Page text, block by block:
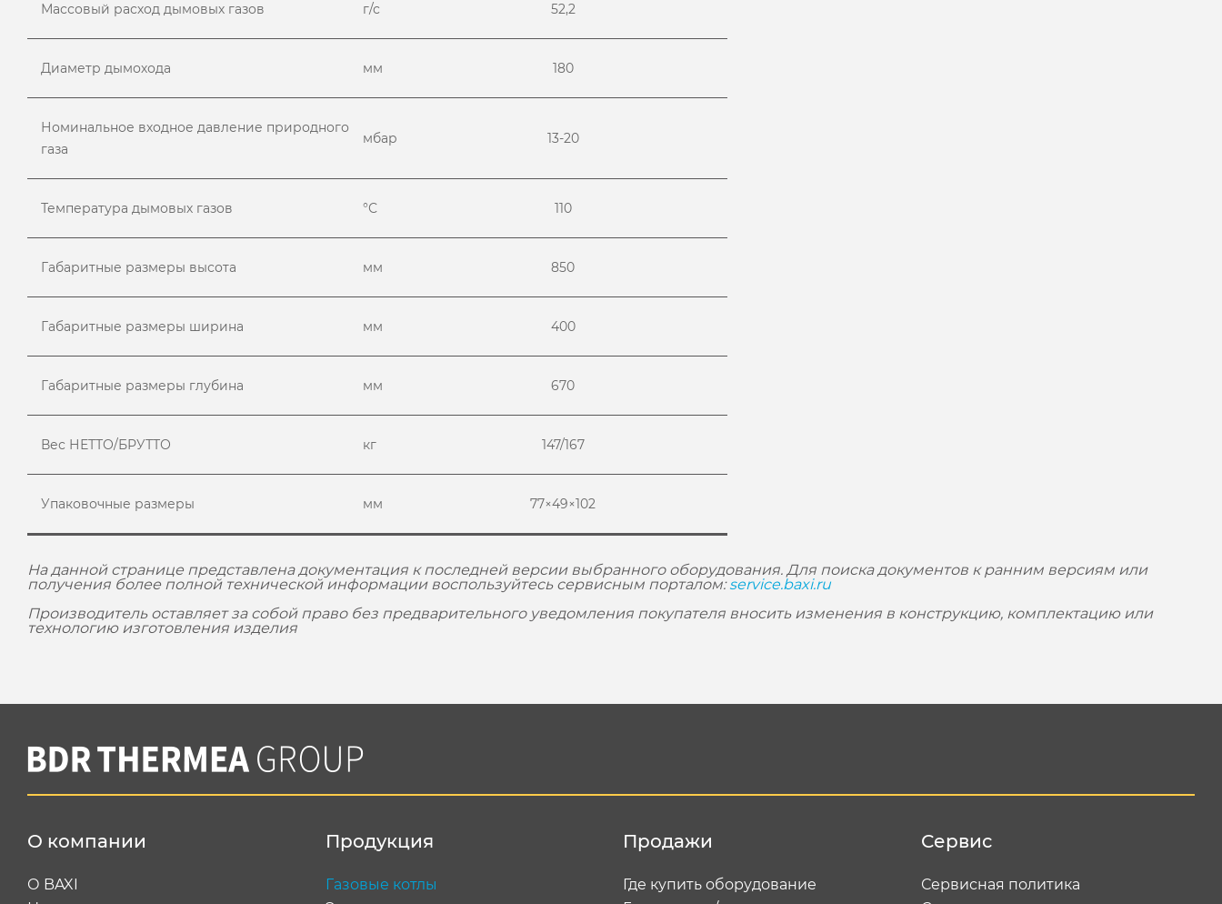
Массовый расход дымовых газов г/с 52,2
Диаметр дымохода мм 180
Номинальное входное давление природного
газа
мбар 13-20
Температура дымовых газов °С 110
Габаритные размеры высота мм 850
Габаритные размеры ширина мм 400
Габаритные размеры глубина мм 670
Вес НЕТТО/БРУТТО кг 147/167
Упаковочные размеры мм 77×49×102
На данной странице представлена документация к последней версии выбранного оборудования. Для поиска документов к ранним версиям или
получения более полной технической информации воспользуйтесь сервисным порталом:service.baxi.ru
Производитель оставляет за собой право без предварительного уведомления покупателя вносить изменения в конструкцию, комплектацию или
технологию изготовления изделия
О компании
О BAXI
Продукция
Газовые котлы
Продажи
Где купить оборудование
Сервис
Сервисная политика